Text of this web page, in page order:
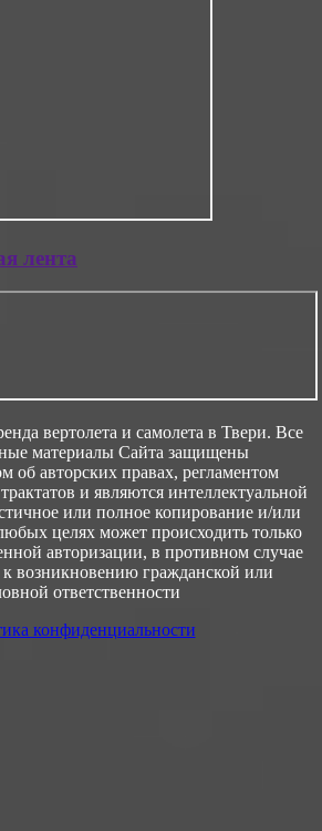
лента
вертолета и самолета в Твери. Все
материалы Сайта защищены
об авторских правах, регламентом
и являются интеллектуальной
или полное копирование и/или
целях может происходить только
авторизации, в противном случае
возникновению гражданской или
ответственности
конфиденциальности